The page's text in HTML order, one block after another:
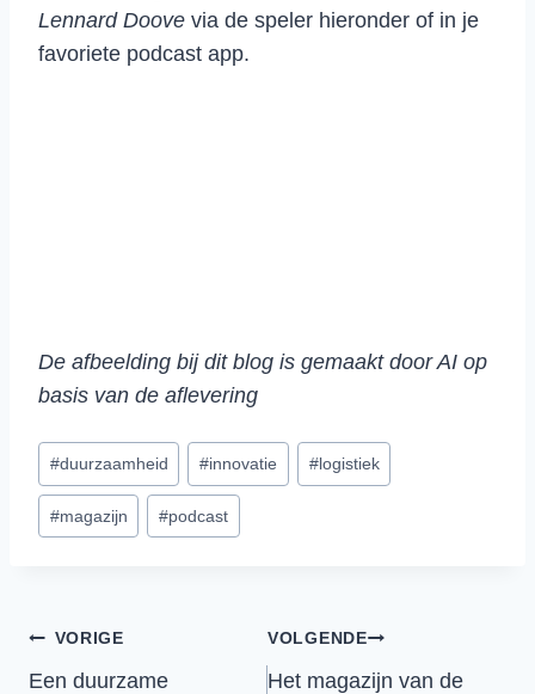
Lennard Doove via de speler hieronder of in je
favoriete podcast app.
De afbeelding bij dit blog is gemaakt door AI op
basis van de aflevering
Bericht
tags:
#duurzaamheid #innovatie #logistiek
#magazijn #podcast
Bericht
VORIGE
Een duurzame
VOLGENDE
Het magazijn van de